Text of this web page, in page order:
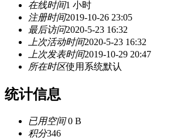
在线时间1 小时
注册时间2019-10-26 23:05
最后访问2020-5-23 16:32
上次活动时间2020-5-23 16:32
上次发表时间2019-10-29 20:47
所在时区使用系统默认
统计信息
已用空间0 B
积分346